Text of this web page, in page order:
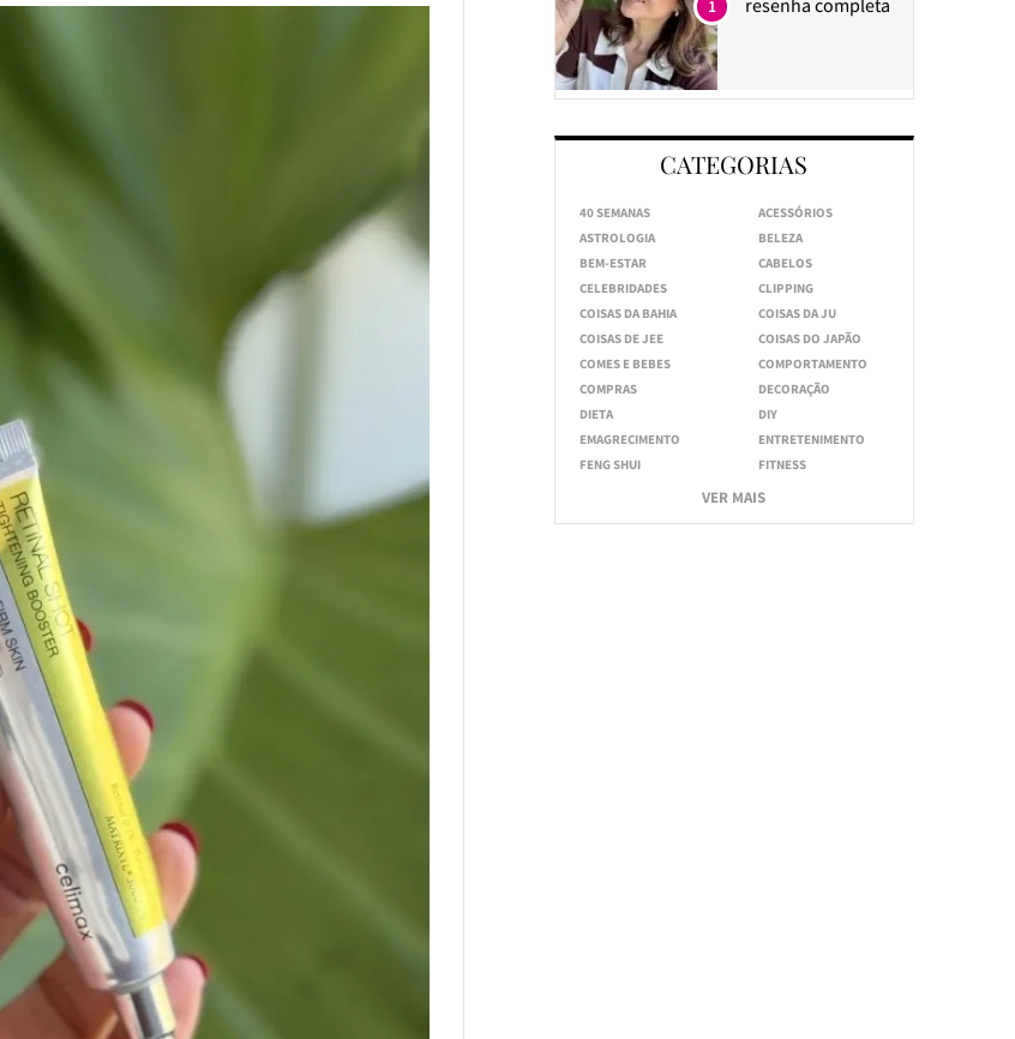
1
CATEGORIAS
40 SEMANAS
ACESSÓRIOS
ASTROLOGIA
BELEZA
BEM-ESTAR
CABELOS
CELEBRIDADES
CLIPPING
COISAS DA BAHIA
COISAS DA JU
COISAS DE JEE
COISAS DO JAPÃO
COMES E BEBES
COMPORTAMENTO
COMPRAS
DECORAÇÃO
DIETA
DIY
EMAGRECIMENTO
ENTRETENIMENTO
FENG SHUI
FITNESS
VER MAIS